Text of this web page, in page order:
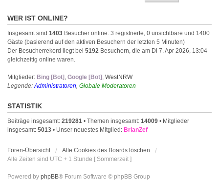
WER IST ONLINE?
Insgesamt sind 1403 Besucher online: 3 registrierte, 0 unsichtbare und 1400
Gäste (basierend auf den aktiven Besuchern der letzten 5 Minuten)
Der Besucherrekord liegt bei 5192 Besuchern, die am Di 7. Apr 2026, 13:04
gleichzeitig online waren.
Mitglieder: Bing [Bot] , Google [Bot] , WestNRW
Legende:Administratoren, Globale Moderatoren
STATISTIK
Beiträge insgesamt: 219281 • Themen insgesamt: 14009 • Mitglieder
insgesamt: 5013 • Unser neuestes Mitglied: BrianZef
Foren-Übersicht
Alle Cookies des Boards löschen
Alle Zeiten sind UTC + 1 Stunde [ Sommerzeit ]
Powered by phpBB® Forum Software © phpBB Group